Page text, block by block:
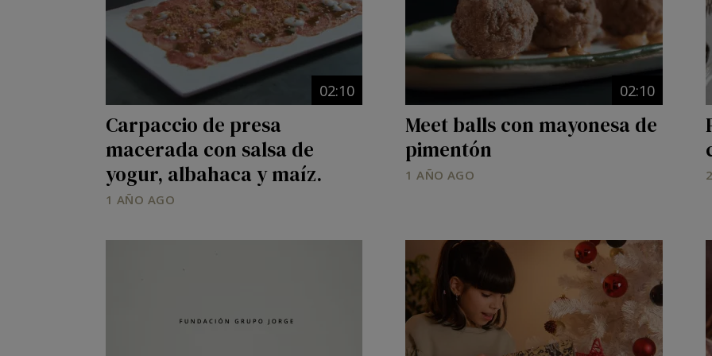
02:10
Carpaccio de presa
macerada con salsa de
yogur, albahaca y maíz.
1 AÑO AGO
02:10
Meet balls con mayonesa de
pimentón
1 AÑO AGO
Image